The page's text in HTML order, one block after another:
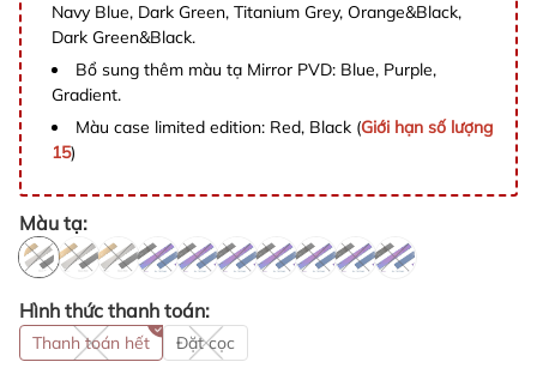
Navy Blue, Dark Green, Titanium Grey, Orange&Black,
Dark Green&Black.
Bổ sung thêm màu tạ Mirror PVD: Blue, Purple,
Gradient.
Màu case limited edition: Red, Black (Giới hạn số lượng
15)
Màu tạ:
Hình thức thanh toán:
Thanh toán hết Đặt cọc